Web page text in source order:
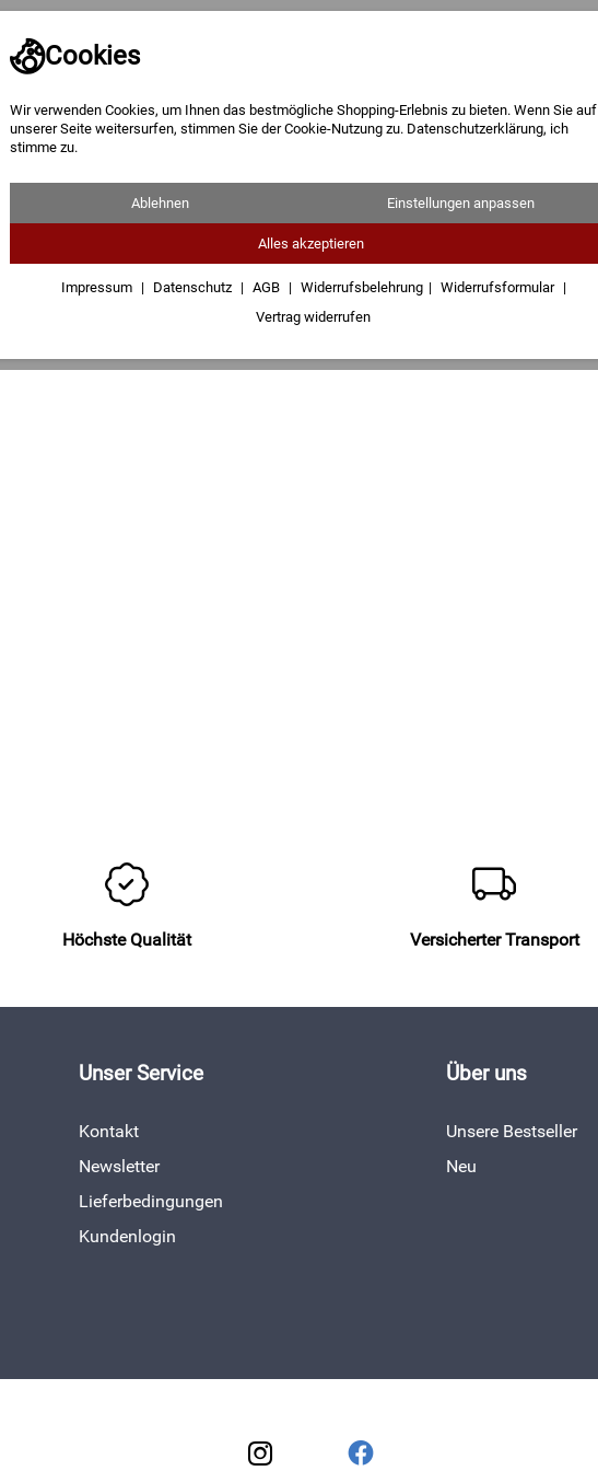
Cookies
Wir verwenden Cookies, um Ihnen das bestmögliche Shopping-Erlebnis zu bieten. Wenn Sie auf
unserer Seite weitersurfen, stimmen Sie der Cookie-Nutzung zu. Datenschutzerklärung, ich
stimme zu.
Ablehnen Einstellungen anpassen
Alles akzeptieren
Impressum Datenschutz AGB Widerrufsbelehrung
Widerrufsformular
Vertrag widerrufen
Barren Münzen Geschenke
Edition"
mit Gravur "Silber Edition"
mit
Höchste Qualität Versicherter Transport
Unser Service
Kontakt
Newsletter
Lieferbedingungen
Kundenlogin
Über uns
Unsere Bestseller
Neu